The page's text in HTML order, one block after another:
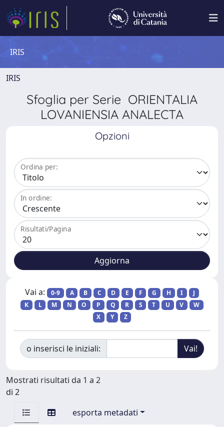
IRIS
IRIS
Sfoglia per Serie ORIENTALIA
LOVANIENSIA ANALECTA
Opzioni
Ordina per:
In ordine:
Risultati/Pagina
Vai a: 0-9 A B C D E F G H I
J
K
L M N O P Q R S T U V
W
X
Y Z
o inserisci le iniziali:
Mostrati risultati da 1 a 2
di 2
esporta metadati